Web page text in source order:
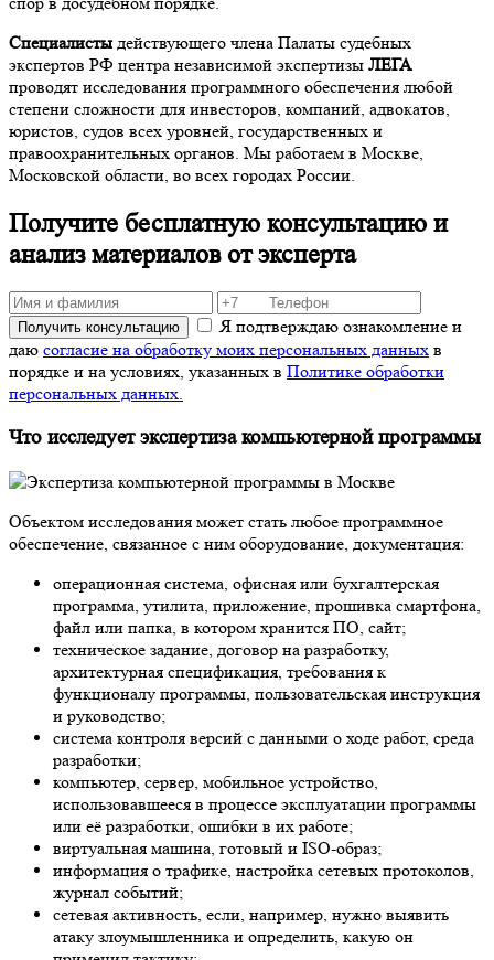
Специалисты действующего члена Палаты судебных
экспертов РФ центра независимой экспертизы ЛЕГА
проводят исследования программного обеспечения любой
степени сложности для инвесторов, компаний, адвокатов,
юристов, судов всех уровней, государственных и
правоохранительных органов. Мы работаем в Москве,
Московской области, во всех городах России.
Получите бесплатную консультацию и
анализ материалов от эксперта
Получить консультацию
Я подтверждаю ознакомление и
даю согласие на обработку моих персональных данных в
порядке и на условиях, указанных в Политике обработки
персональных данных.
Что исследует экспертиза компьютерной программы
Объектом исследования может стать любое программное
обеспечение, связанное с ним оборудование, документация:
операционная система, офисная или бухгалтерская
программа, утилита, приложение, прошивка смартфона,
файл или папка, в котором хранится ПО, сайт;
техническое задание, договор на разработку,
архитектурная спецификация, требования к
функционалу программы, пользовательская инструкция
и руководство;
система контроля версий с данными о ходе работ, среда
разработки;
компьютер, сервер, мобильное устройство,
использовавшееся в процессе эксплуатации программы
или её разработки, ошибки в их работе;
виртуальная машина, готовый и ISO-образ;
информация о трафике, настройка сетевых протоколов,
журнал событий;
сетевая активность, если, например, нужно выявить
атаку злоумышленника и определить, какую он